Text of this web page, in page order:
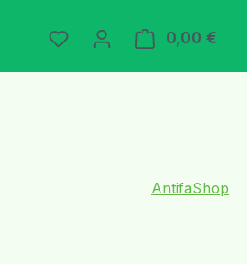
Du hast 0 Produkte auf
0,00 €
AntifaShop